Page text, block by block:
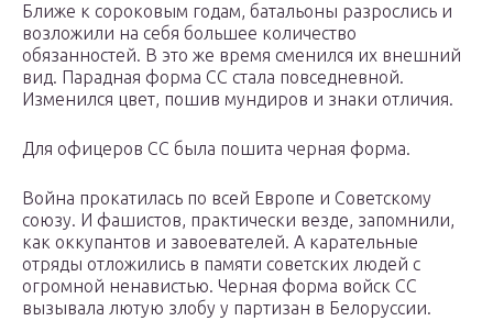
Ближе к сороковым годам, батальоны разрослись и
возложили на себя большее количество
обязанностей. В это же время сменился их внешний
вид. Парадная форма СС стала повседневной.
Изменился цвет, пошив мундиров и знаки отличия.
Для офицеров СС была пошита черная форма.
Война прокатилась по всей Европе и Советскому
союзу. И фашистов, практически везде, запомнили,
как оккупантов и завоевателей. А карательные
отряды отложились в памяти советских людей с
огромной ненавистью. Черная форма войск СС
вызывала лютую злобу у партизан в Белоруссии.